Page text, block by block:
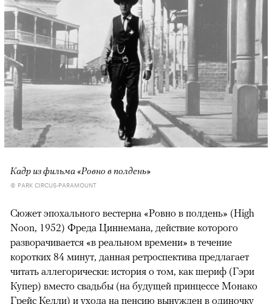
Кадр из фильма «Ровно в полдень»
© PARK CIRCUS-PARAMOUNT
Сюжет эпохального вестерна «Ровно в полдень» (High
Noon, 1952) Фреда Циннемана, действие которого
разворачивается «в реальном времени» в течение
коротких 84 минут, данная ретроспектива предлагает
читать аллегорически: история о том, как шериф (Гэри
Купер) вместо свадьбы (на будущей принцессе Монако
Грейс Келли) и ухода на пенсию вынужден в одиночку